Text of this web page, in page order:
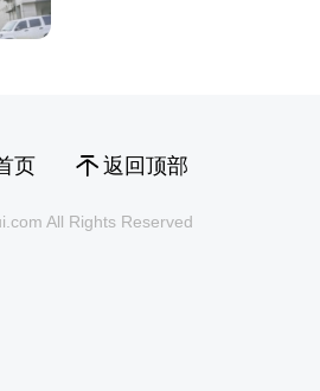
页 返回顶部
All Rights Reserved